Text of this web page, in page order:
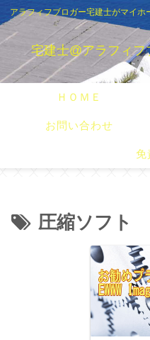
アラフィフブロガー宅建士がマイ
宅建士@アラフィ
ＨＯＭＥ
お問い合わせ
免
圧縮ソフト